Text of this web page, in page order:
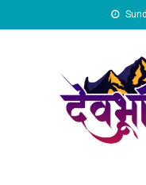
to